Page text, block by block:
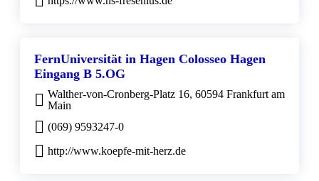
FernUniversität in Hagen Colosseo Hagen
Eingang B 5.OG
Walther-von-Cronberg-Platz 16, 60594 Frankfurt am
Main
(069) 9593247-0
http://www.koepfe-mit-herz.de